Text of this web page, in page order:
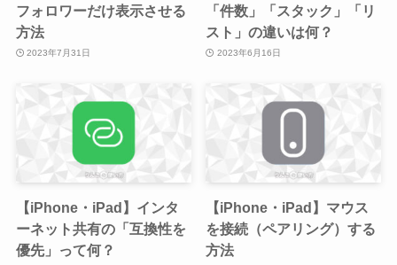
フォロワーだけ表示させる
方法
2023年7月31日
「件数」「スタック」「リ
スト」の違いは何？
2023年6月16日
【iPhone・iPad】インタ
ーネット共有の「互換性を
優先」って何？
【iPhone・iPad】マウス
を接続（ペアリング）する
方法